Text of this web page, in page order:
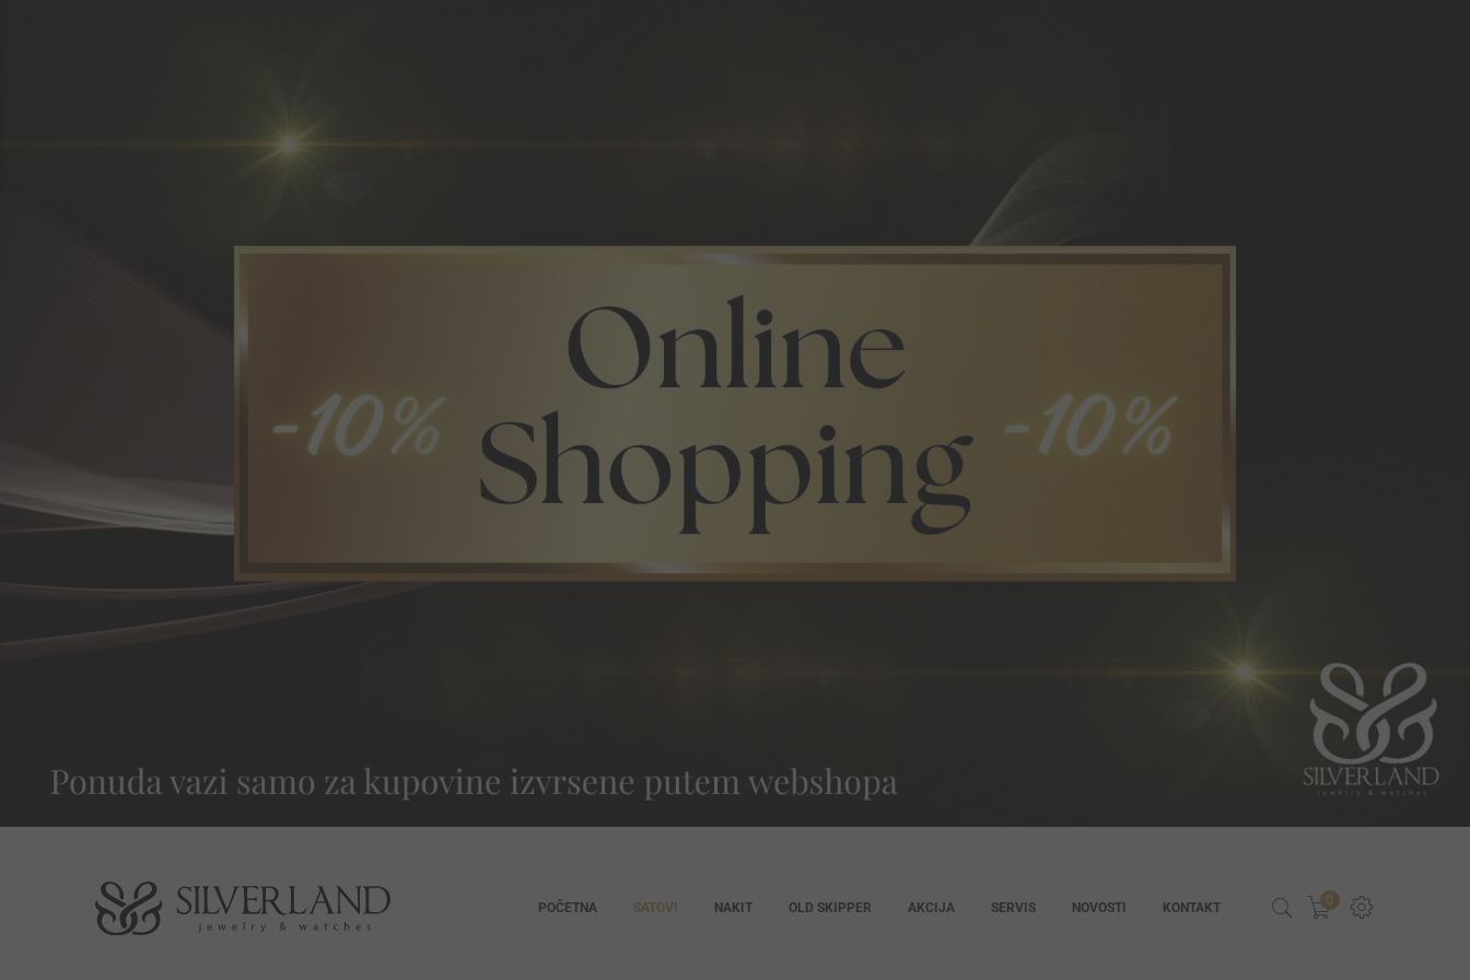
POČETNA SATOVI NAKIT OLD SKIPPER AKCIJA SERVIS NOVOSTI KONTAKT 0